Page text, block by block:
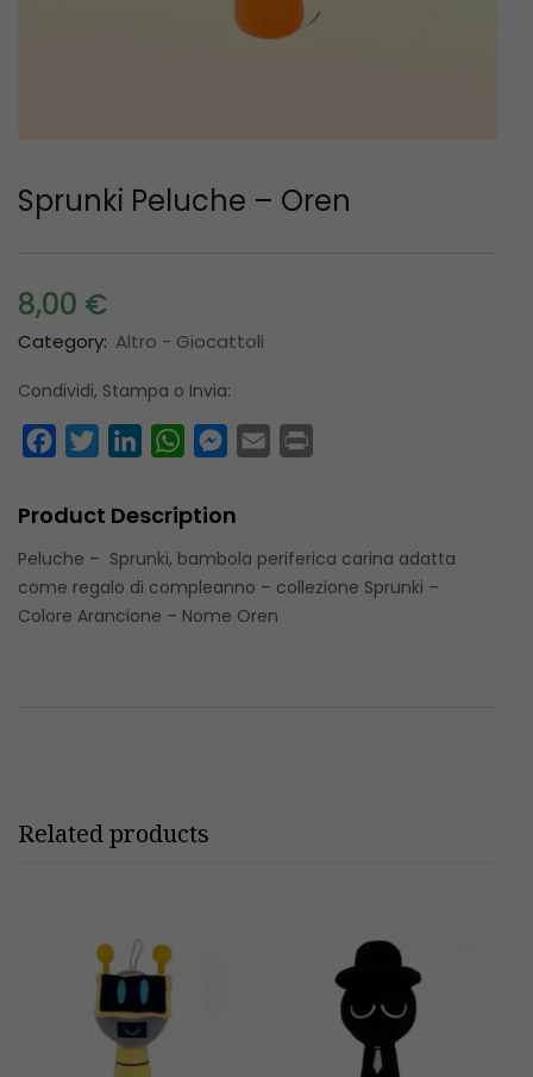
Sprunki Peluche – Oren
8,00 €
Category: Altro - Giocattoli
Condividi, Stampa o Invia:
FacebookTwitterLinkedInWhatsAppMessenger
Email
Product Description
Peluche – Sprunki, bambola periferica carina adatta
come regalo di compleanno – collezione Sprunki –
Colore Arancione – Nome Oren
Related products